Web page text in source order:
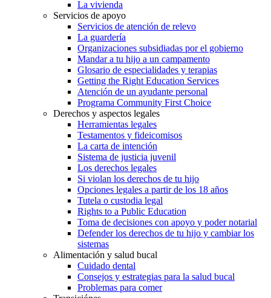
La vivienda
Servicios de apoyo
Servicios de atención de relevo
La guardería
Organizaciones subsidiadas por el gobierno
Mandar a tu hijo a un campamento
Glosario de especialidades y terapias
Getting the Right Education Services
Atención de un ayudante personal
Programa Community First Choice
Derechos y aspectos legales
Herramientas legales
Testamentos y fideicomisos
La carta de intención
Sistema de justicia juvenil
Los derechos legales
Si violan los derechos de tu hijo
Opciones legales a partir de los 18 años
Tutela o custodia legal
Rights to a Public Education
Toma de decisiones con apoyo y poder notarial
Defender los derechos de tu hijo y cambiar los
sistemas
Alimentación y salud bucal
Cuidado dental
Consejos y estrategias para la salud bucal
Problemas para comer